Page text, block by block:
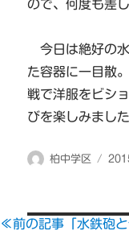
ので、何度も差
今日は絶好の
た容器に一目散
戦で洋服をビシ
びを楽しみました
投
柏中学区
投
≪前の記事「水鉄砲と